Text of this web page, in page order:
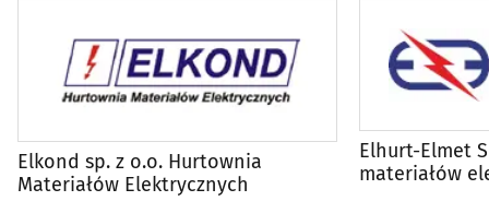
Balony, fajerwerki i inne(10)
Biurowe urządzenia i papiernicze artykuły - detal(24)
Broń(2)
Elkond sp. z o.o. Hurtownia
Materiałów Elektrycznych
Elhurt-Elmet
materiałów